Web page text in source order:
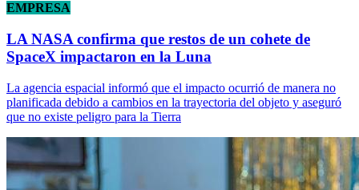
EMPRESA
LA NASA confirma que restos de un cohete de
SpaceX impactaron en la Luna
La agencia espacial informó que el impacto ocurrió de manera no
planificada debido a cambios en la trayectoria del objeto y aseguró
que no existe peligro para la Tierra